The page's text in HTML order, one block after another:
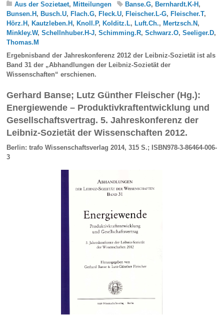
Aus der Sozietaet, Mitteilungen Banse.G, Bernhardt.K-H ,
Bunsen.H , Busch.U, Flach.G, Fleck.U, Fleischer.L-G, Fleischer.T,
Hörz.H , Kautzleben.H , Knoll.P, Kolditz.L, Luft.Ch., Mertzsch.N ,
Minkley.W,Schellnhuber.H-J,Schimming.R,Schwarz.O,Seeliger.D,
Thomas.M
Ergebnisband der Jahreskonferenz 2012 der Leibniz-Sozietät ist als
Band 31 der „Abhandlungen der Leibniz-Sozietät der
Wissenschaften“ erschienen.
Gerhard Banse; Lutz Günther Fleischer (Hg.):
Energiewende – Produktivkraftentwicklung und
Gesellschaftsvertrag. 5. Jahreskonferenz der
Leibniz-Sozietät der Wissenschaften 2012.
Berlin: trafo Wissenschaftsverlag 2014, 315 S.; ISBN978-3-86464-006-
3